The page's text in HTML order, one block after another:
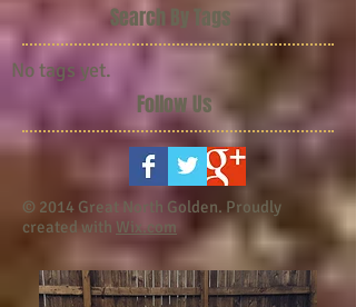
Search By Tags
No tags yet.
Follow Us